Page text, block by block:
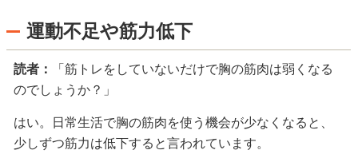
運動不足や筋力低下
読者：
「筋トレをしていないだけで胸の筋肉は弱くなる
のでしょうか？」
はい。日常生活で胸の筋肉を使う機会が少なくなると、
少しずつ筋力は低下すると言われています。